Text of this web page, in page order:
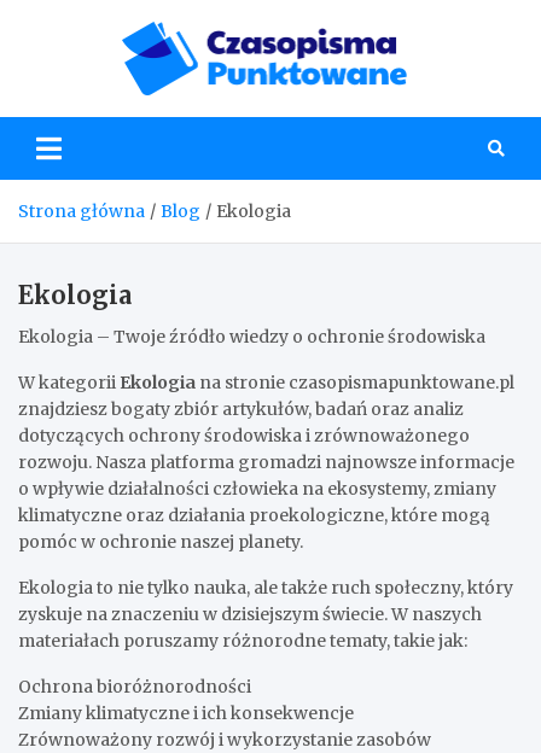
Strona główna Blog Ekologia
Ekologia
Ekologia – Twoje źródło wiedzy o ochronie środowiska
W kategorii Ekologia na stronie czasopismapunktowane.pl
znajdziesz bogaty zbiór artykułów, badań oraz analiz
dotyczących ochrony środowiska i zrównoważonego
rozwoju. Nasza platforma gromadzi najnowsze informacje
o wpływie działalności człowieka na ekosystemy, zmiany
klimatyczne oraz działania proekologiczne, które mogą
pomóc w ochronie naszej planety.
Ekologia to nie tylko nauka, ale także ruch społeczny, który
zyskuje na znaczeniu w dzisiejszym świecie. W naszych
materiałach poruszamy różnorodne tematy, takie jak:
Ochrona bioróżnorodności
Zmiany klimatyczne i ich konsekwencje
Zrównoważony rozwój i wykorzystanie zasobów